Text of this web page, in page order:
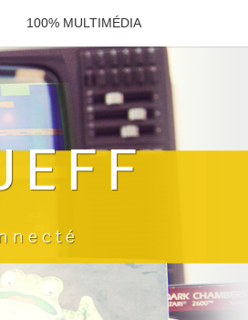
100% MULTIMÉDIA